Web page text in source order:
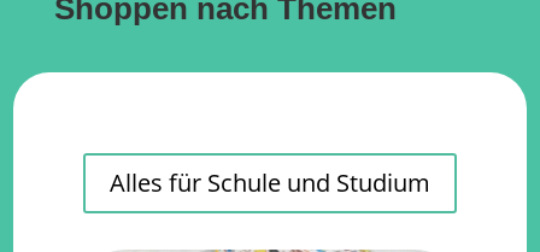
Shoppen nach Themen
Alles für Schule und Studium